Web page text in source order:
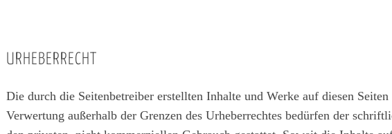
URHEBERRECHT
Die durch die Seitenbetreiber erstellten Inhalte und Werke auf diesen
Verwertung außerhalb der Grenzen des Urheberrechtes bedürfen der